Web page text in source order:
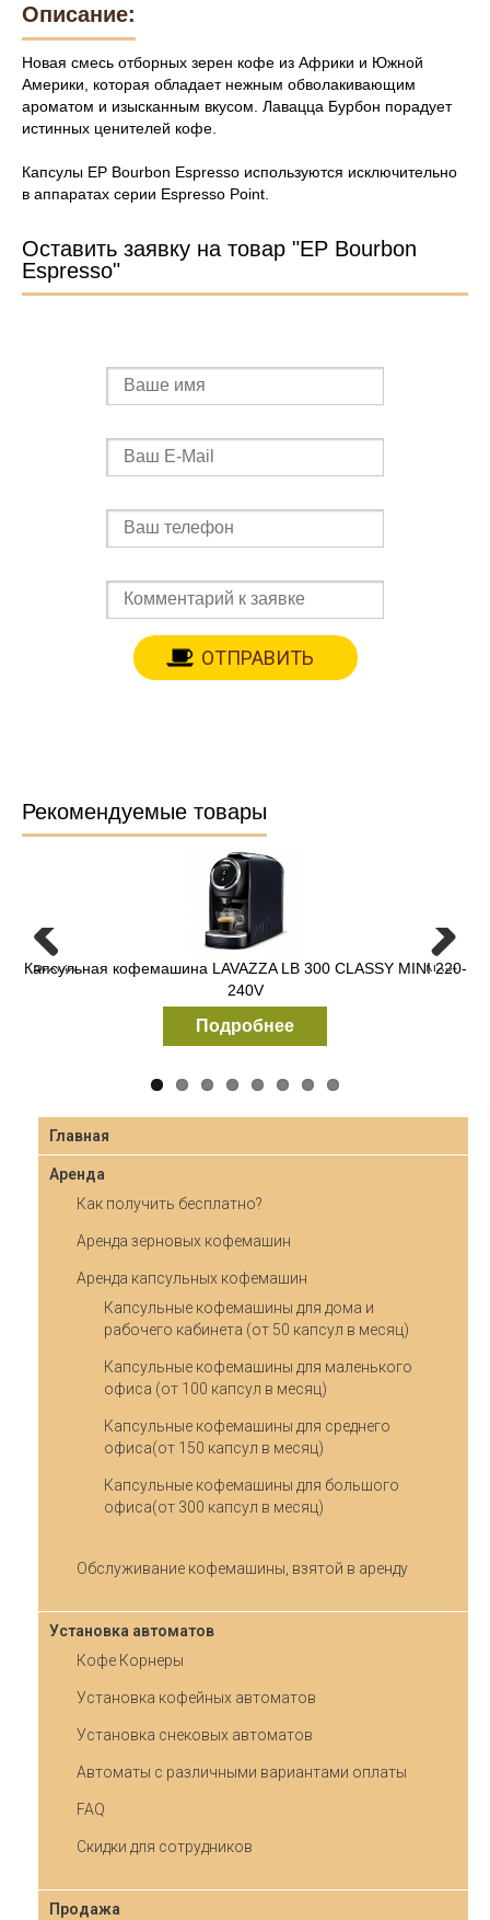
Описание:
Новая смесь отборных зерен кофе из Африки и Южной
Америки, которая обладает нежным обволакивающим
ароматом и изысканным вкусом. Лавацца Бурбон порадует
истинных ценителей кофе.
Капсулы EP Bourbon Espresso используются исключительно
в аппаратах серии Espresso Point.
Оставить заявку на товар "EP Bourbon
Espresso"
Рекомендуемые товары
Капсульная кофемашина LAVAZZA LB 300 CLASSY MINI 220-
240V
Подробнее
Зерновая кофемашина Necta Krea Prime
Подробнее
Previous Next
Главная
Аренда
Как получить бесплатно?
Аренда зерновых кофемашин
Аренда капсульных кофемашин
Капсульные кофемашины для дома и
рабочего кабинета (от 50 капсул в месяц)
Капсульные кофемашины для маленького
офиса (от 100 капсул в месяц)
Капсульные кофемашины для среднего
офиса(от 150 капсул в месяц)
Капсульные кофемашины для большого
офиса(от 300 капсул в месяц)
Обслуживание кофемашины, взятой в аренду
Установка автоматов
Кофе Корнеры
Установка кофейных автоматов
Установка снековых автоматов
Автоматы с различными вариантами оплаты
FAQ
Скидки для сотрудников
Продажа